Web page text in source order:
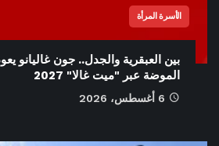
الأسرة المرأة
بين العبقرية والجدل.. جون غاليانو
الموضة عبر "ميت غالا" 2027
6 أغسطس، 2026